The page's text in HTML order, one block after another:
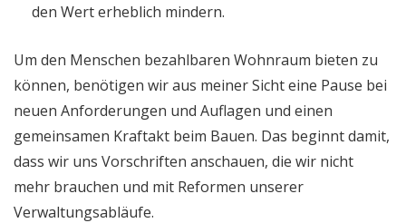
den Wert erheblich mindern.
Um den Menschen bezahlbaren Wohnraum bieten zu
können, benötigen wir aus meiner Sicht eine Pause bei
neuen Anforderungen und Auflagen und einen
gemeinsamen Kraftakt beim Bauen. Das beginnt damit,
dass wir uns Vorschriften anschauen, die wir nicht
mehr brauchen und mit Reformen unserer
Verwaltungsabläufe.